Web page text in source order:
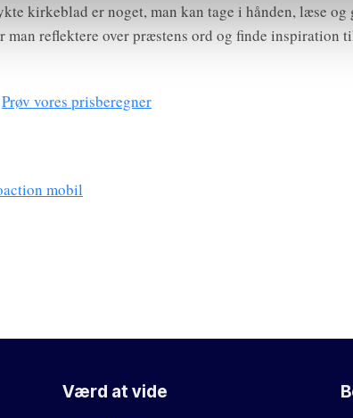
kirkeblad er noget, man kan tage i hånden, læse og
man reflektere over præstens ord og finde inspiration
Prøv vores prisberegner
Værd at vide